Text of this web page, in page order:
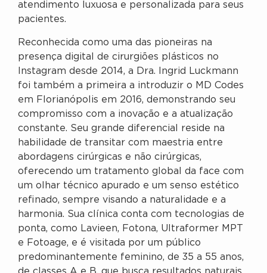
atendimento luxuosa e personalizada para seus
pacientes.
Reconhecida como uma das pioneiras na
presença digital de cirurgiões plásticos no
Instagram desde 2014, a Dra. Ingrid Luckmann
foi também a primeira a introduzir o MD Codes
em Florianópolis em 2016, demonstrando seu
compromisso com a inovação e a atualização
constante. Seu grande diferencial reside na
habilidade de transitar com maestria entre
abordagens cirúrgicas e não cirúrgicas,
oferecendo um tratamento global da face com
um olhar técnico apurado e um senso estético
refinado, sempre visando a naturalidade e a
harmonia. Sua clínica conta com tecnologias de
ponta, como Lavieen, Fotona, Ultraformer MPT
e Fotoage, e é visitada por um público
predominantemente feminino, de 35 a 55 anos,